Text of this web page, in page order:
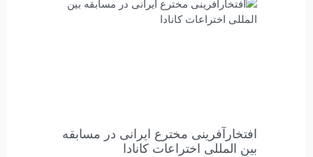
افتخارآفرینی مخترع ایرانی در مسابقه
بین المللی اختراعات کانادا